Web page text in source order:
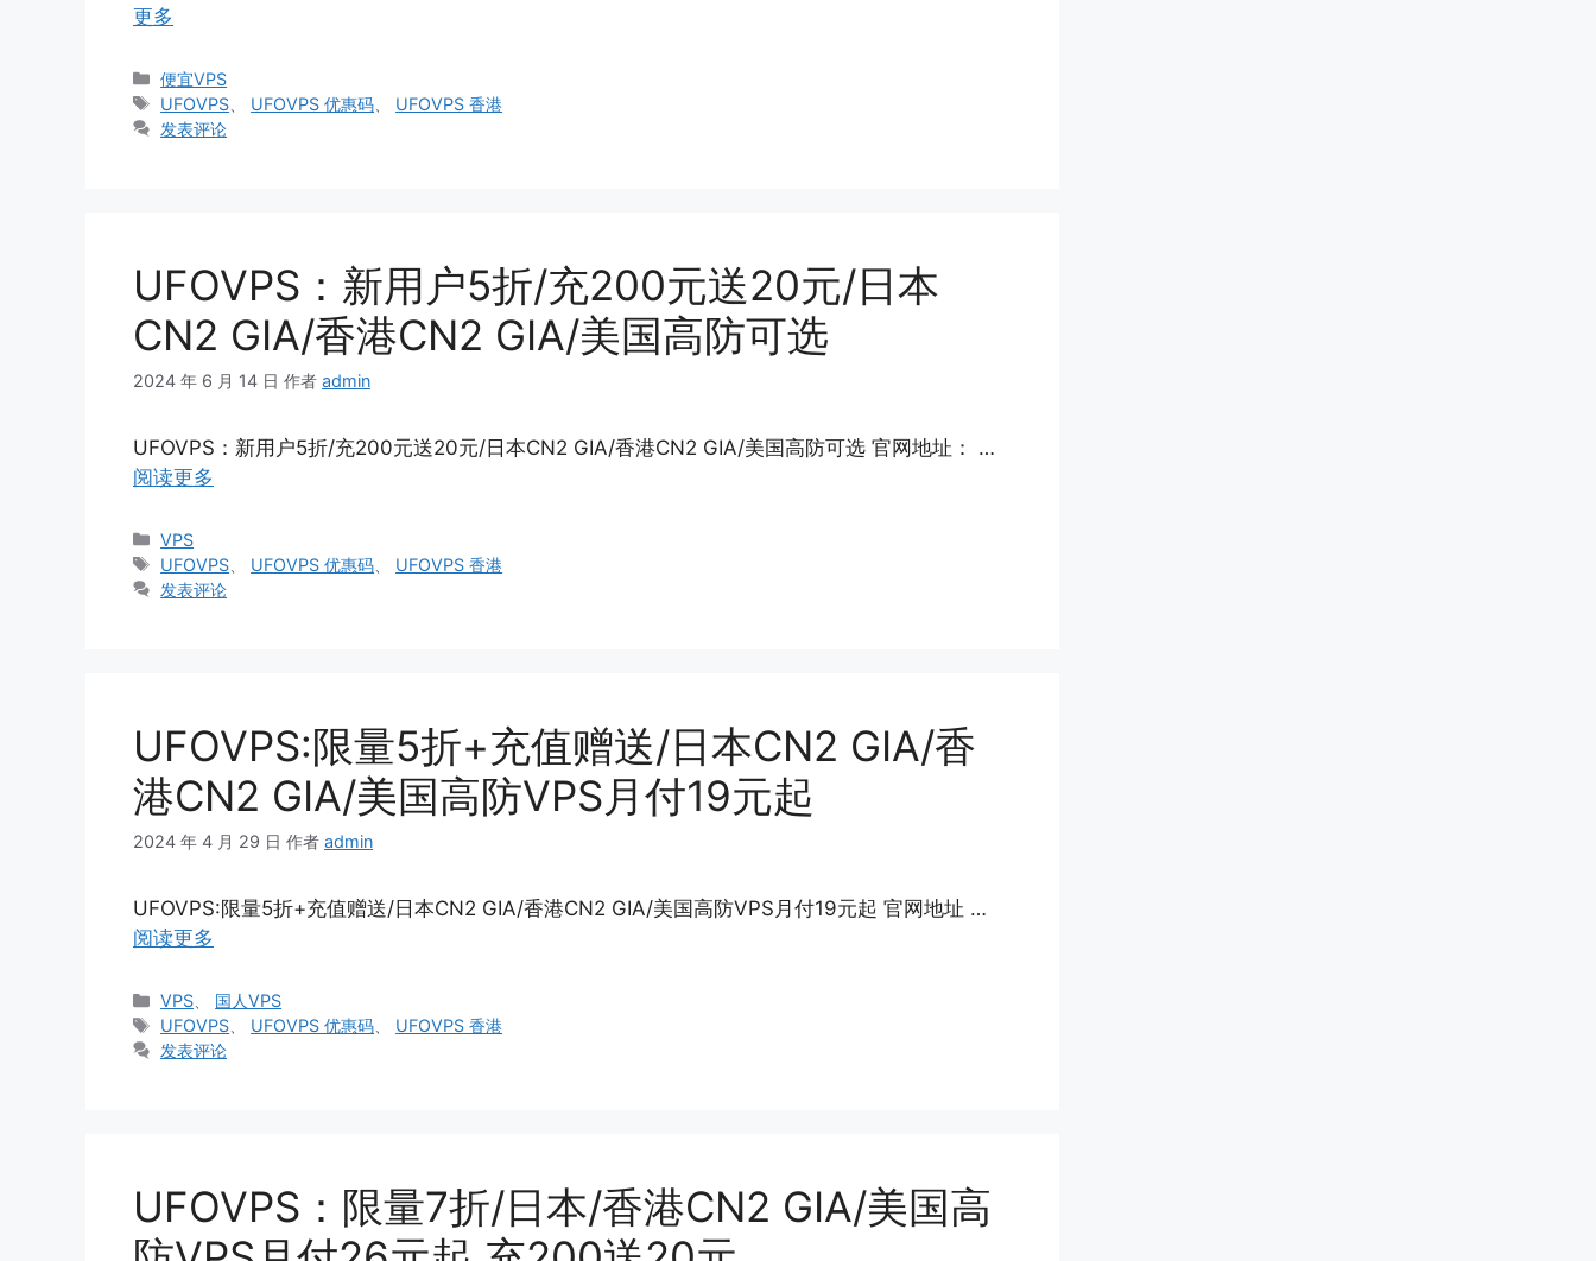
更多
分
类
便宜VPS
标
签
UFOVPS UFOVPS 优惠码
UFOVPS 香港
发表评论
UFOVPS：新用户5折/充200元送20元/日本
CN2 GIA/香港CN2 GIA/美国高防可选
2024 年 6 月 14 日 作者 admin
UFOVPS：新用户5折/充200元送20元/日本CN2 GIA/香港CN2 GIA/美国高防可选 官网地址： …
阅读更多
分
类
VPS
标
签
UFOVPS UFOVPS 优惠码
UFOVPS 香港
发表评论
UFOVPS:限量5折+充值赠送/日本CN2 GIA/香
港CN2 GIA/美国高防VPS月付19元起
2024 年 4 月 29 日 作者 admin
UFOVPS:限量5折+充值赠送/日本CN2 GIA/香港CN2 GIA/美国高防VPS月付19元起 官网地址 …
阅读更多
分
类
VPS
国人VPS
标
签
UFOVPS UFOVPS 优惠码
UFOVPS 香港
发表评论
UFOVPS：限量7折/日本/香港CN2 GIA/美国高